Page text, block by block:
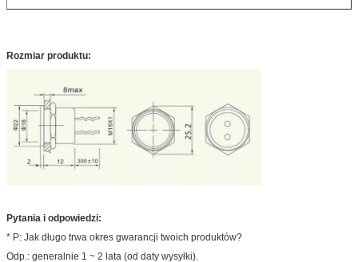
Rozmiar produktu:
Pytania i odpowiedzi:
* P: Jak długo trwa okres gwarancji twoich produktów?
Odp.: generalnie 1 ~ 2 lata (od daty wysyłki).